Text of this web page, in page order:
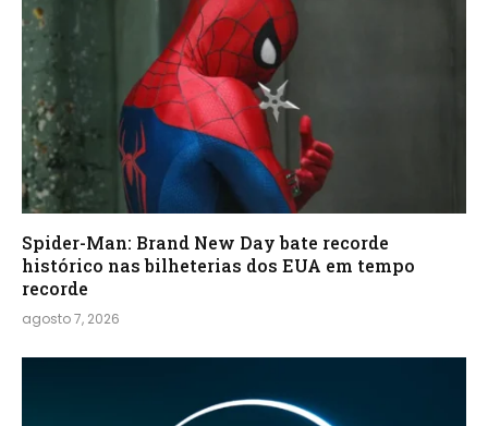
Spider-Man: Brand New Day bate recorde
histórico nas bilheterias dos EUA em tempo
recorde
agosto 7, 2026